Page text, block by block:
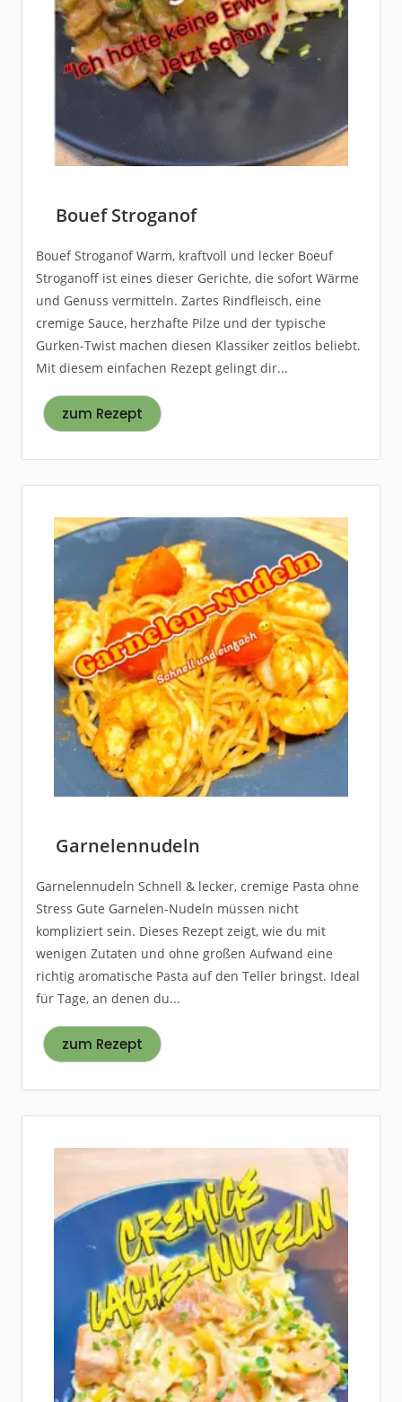
Bouef Stroganof
Bouef Stroganof Warm, kraftvoll und lecker Boeuf
Stroganoff ist eines dieser Gerichte, die sofort Wärme
und Genuss vermitteln. Zartes Rindfleisch, eine
cremige Sauce, herzhafte Pilze und der typische
Gurken-Twist machen diesen Klassiker zeitlos beliebt.
Mit diesem einfachen Rezept gelingt dir...
zum Rezept
Garnelennudeln
Garnelennudeln Schnell & lecker, cremige Pasta ohne
Stress Gute Garnelen-Nudeln müssen nicht
kompliziert sein. Dieses Rezept zeigt, wie du mit
wenigen Zutaten und ohne großen Aufwand eine
richtig aromatische Pasta auf den Teller bringst. Ideal
für Tage, an denen du...
zum Rezept